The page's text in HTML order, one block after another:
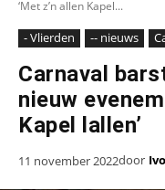
‘Met z’n allen Kapel...
- Vlierden -- nieuws
Carnaval
nieuw
Kapel lallen’
11 november 2022door